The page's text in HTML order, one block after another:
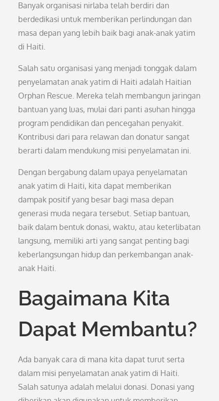
Banyak organisasi nirlaba telah berdiri dan
berdedikasi untuk memberikan perlindungan dan
masa depan yang lebih baik bagi anak-anak yatim
di Haiti.
Salah satu organisasi yang menjadi tonggak dalam
penyelamatan anak yatim di Haiti adalah Haitian
Orphan Rescue. Mereka telah membangun jaringan
bantuan yang luas, mulai dari panti asuhan hingga
program pendidikan dan pencegahan penyakit.
Kontribusi dari para relawan dan donatur sangat
berarti dalam mendukung misi penyelamatan ini.
Dengan bergabung dalam upaya penyelamatan
anak yatim di Haiti, kita dapat memberikan
dampak positif yang besar bagi masa depan
generasi muda negara tersebut. Setiap bantuan,
baik dalam bentuk donasi, waktu, atau keterlibatan
langsung, memiliki arti yang sangat penting bagi
keberlangsungan hidup dan perkembangan anak-
anak Haiti.
Bagaimana Kita
Dapat Membantu?
Ada banyak cara di mana kita dapat turut serta
dalam misi penyelamatan anak yatim di Haiti.
Salah satunya adalah melalui donasi. Donasi yang